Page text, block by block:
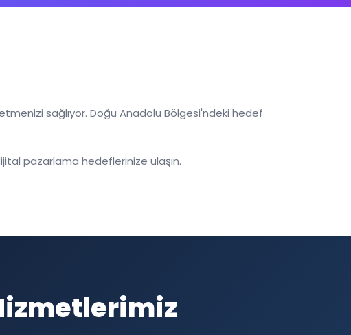
sağlıyor. Doğu Anadolu Bölgesi'ndeki hedef
pazarlama hedeflerinize ulaşın.